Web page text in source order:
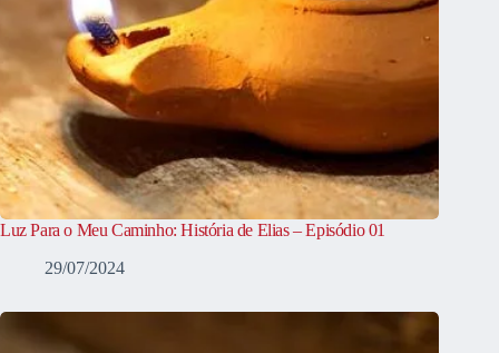
Luz Para o Meu Caminho: História de Elias – Episódio 01
29/07/2024